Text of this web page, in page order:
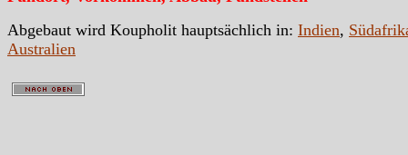
Abgebaut wird Koupholit hauptsächlich in: Indien,
Australien